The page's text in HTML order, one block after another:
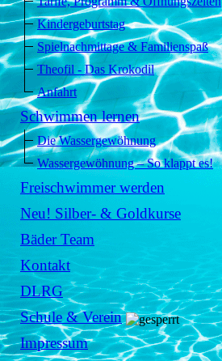
Kindergeburtstag
Spielnachmittage & Familienspaß
Theofil - Das Krokodil
Anfahrt
Schwimmen lernen
Die Wassergewöhnung
Wassergewöhnung – So klappt es!
Freischwimmer werden
Neu! Silber- & Goldkurse
Bäder Team
Kontakt
DLRG
Schule & Verein
Impressum